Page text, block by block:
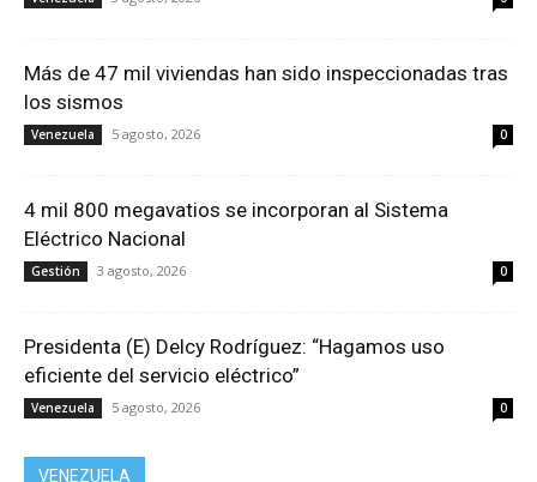
Más de 47 mil viviendas han sido inspeccionadas tras
los sismos
Venezuela 5 agosto, 2026 0
4 mil 800 megavatios se incorporan al Sistema
Eléctrico Nacional
Gestión 3 agosto, 2026 0
Presidenta (E) Delcy Rodríguez: “Hagamos uso
eficiente del servicio eléctrico”
Venezuela 5 agosto, 2026 0
VENEZUELA